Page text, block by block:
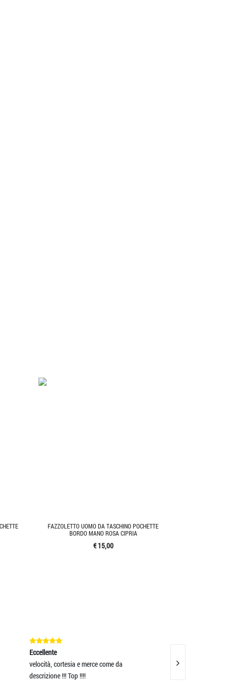
FAZZOLETTO UOMO DA TASCHINO POCHETTE
BORDO MANO ROSA CIPRIA
€ 15,00
Eccellente
Servizio spedizione impeccabile, consegna
entro le 24H dalla